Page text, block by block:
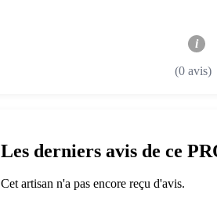
i
(0 avis)
Les derniers avis de ce
Cet artisan n'a pas encore reçu d'avis.